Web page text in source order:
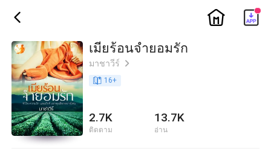
ic_back ic_home
เมียร้อนจำยอมรัก
มาชาวีร์ ic_arrow_right
book_age 16+
2.7K
ติดตาม
13.7K
อ่าน